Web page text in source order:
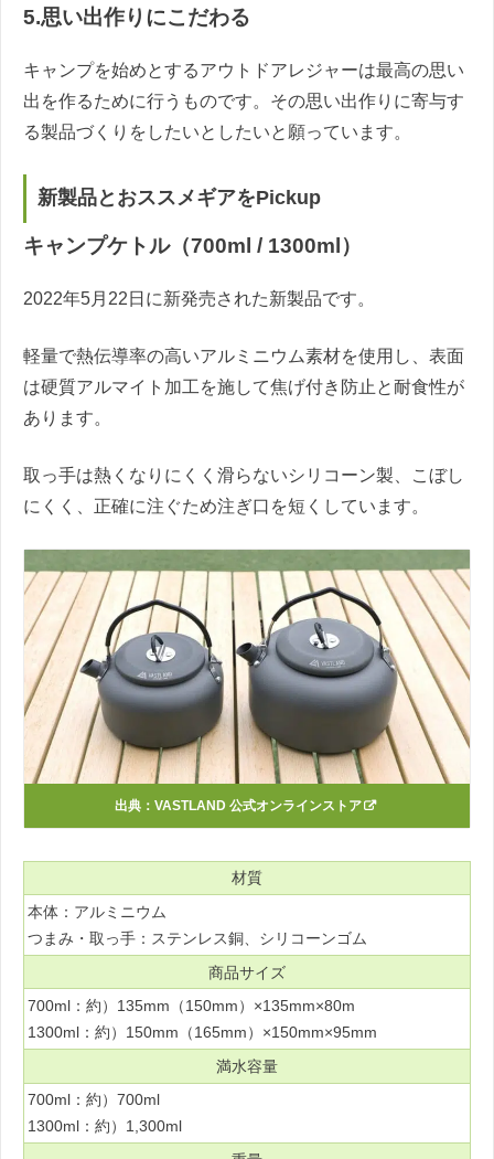
5.思い出作りにこだわる
キャンプを始めとするアウトドアレジャーは最高の思い
出を作るために行うものです。その思い出作りに寄与す
る製品づくりをしたいとしたいと願っています。
新製品とおススメギアをPickup
キャンプケトル（700ml / 1300ml）
2022年5月22日に新発売された新製品です。
軽量で熱伝導率の高いアルミニウム素材を使用し、表面
は硬質アルマイト加工を施して焦げ付き防止と耐食性が
あります。
取っ手は熱くなりにくく滑らないシリコーン製、こぼし
にくく、正確に注ぐため注ぎ口を短くしています。
出典： VASTLAND 公式オンラインストア
材質
本体：アルミニウム
つまみ・取っ手：ステンレス銅、シリコーンゴム
商品サイズ
700ml：約）135mm（150mm）×135mm×80m
1300ml：約）150mm（165mm）×150mm×95mm
満水容量
700ml：約）700ml
1300ml：約）1,300ml